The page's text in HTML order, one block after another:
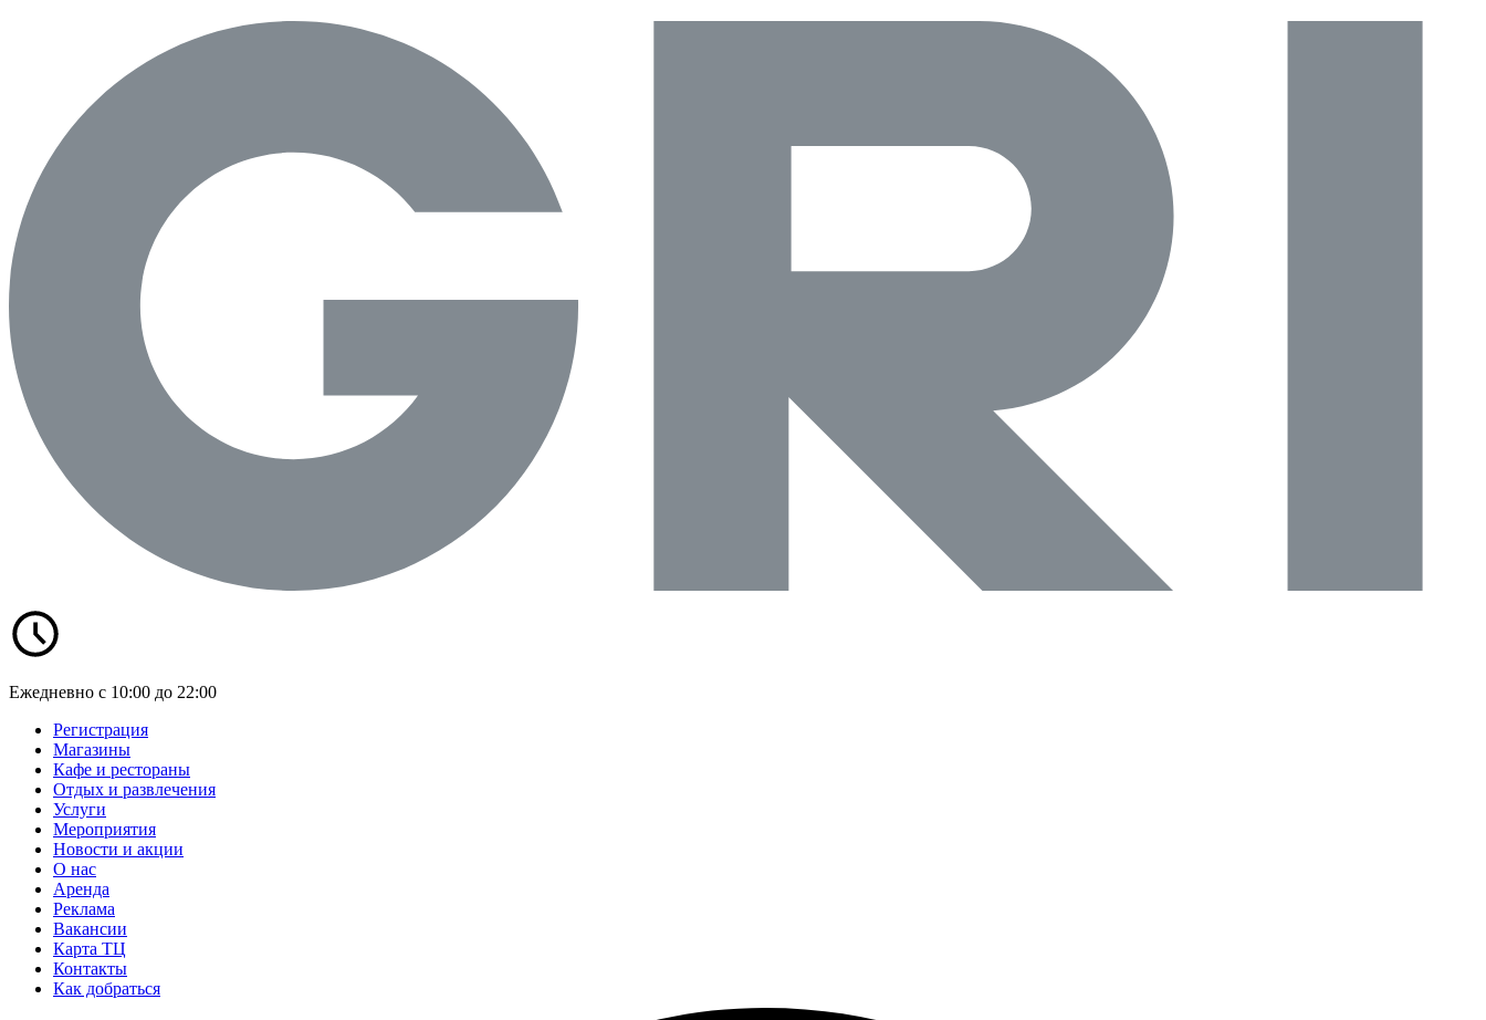
Ежедневно с 10:00 до 22:00
Регистрация
Магазины
Кафе и рестораны
Отдых и развлечения
Услуги
Мероприятия
Новости и акции
О нас
Аренда
Реклама
Вакансии
Карта ТЦ
Контакты
Как добраться